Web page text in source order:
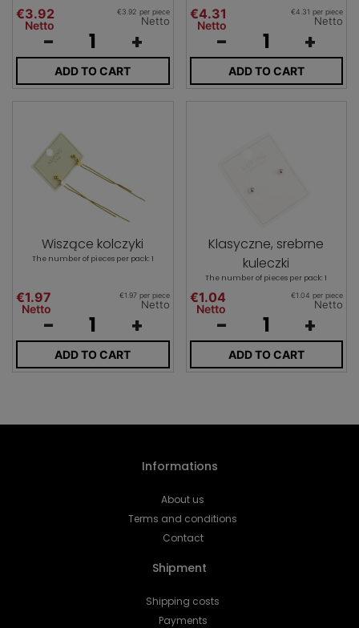
€3.92
Netto
€3.92 per piece
Netto
- +
ADD TO CART
€4.31
Netto
€4.31 per piece
Netto
- +
ADD TO CART
Wiszące kolczyki
The number of pieces per pack: 1
€1.97
Netto
€1.97 per piece
Netto
- +
ADD TO CART
Klasyczne, srebrne
kuleczki
The number of pieces per pack: 1
€1.04
Netto
€1.04 per piece
Netto
- +
ADD TO CART
Informations
About us
Terms and conditions
Contact
Shipment
Shipping costs
Payments